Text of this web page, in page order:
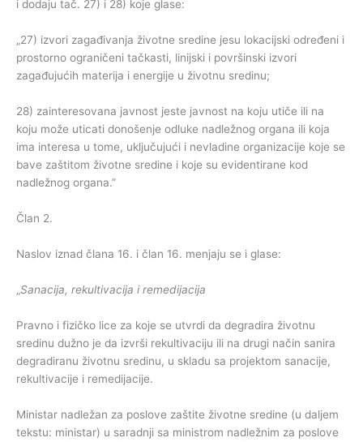
i dodaju tač. 27) i 28) koje glase:
„27) izvori zagađivanja životne sredine jesu lokacijski određeni i
prostorno ograničeni tačkasti, linijski i površinski izvori
zagađujućih materija i energije u životnu sredinu;
28) zainteresovana javnost jeste javnost na koju utiče ili na
koju može uticati donošenje odluke nadležnog organa ili koja
ima interesa u tome, uključujući i nevladine organizacije koje se
bave zaštitom životne sredine i koje su evidentirane kod
nadležnog organa.”
Član 2.
Naslov iznad člana 16. i član 16. menjaju se i glase:
„Sanacija, rekultivacija i remedijacija
Pravno i fizičko lice za koje se utvrdi da degradira životnu
sredinu dužno je da izvrši rekultivaciju ili na drugi način sanira
degradiranu životnu sredinu, u skladu sa projektom sanacije,
rekultivacije i remedijacije.
Ministar nadležan za poslove zaštite životne sredine (u daljem
tekstu: ministar) u saradnji sa ministrom nadležnim za poslove